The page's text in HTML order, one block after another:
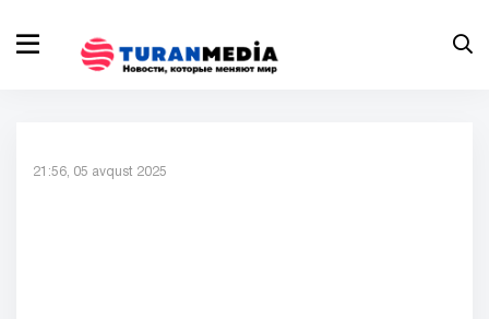
21:56, 05 avqust 2025